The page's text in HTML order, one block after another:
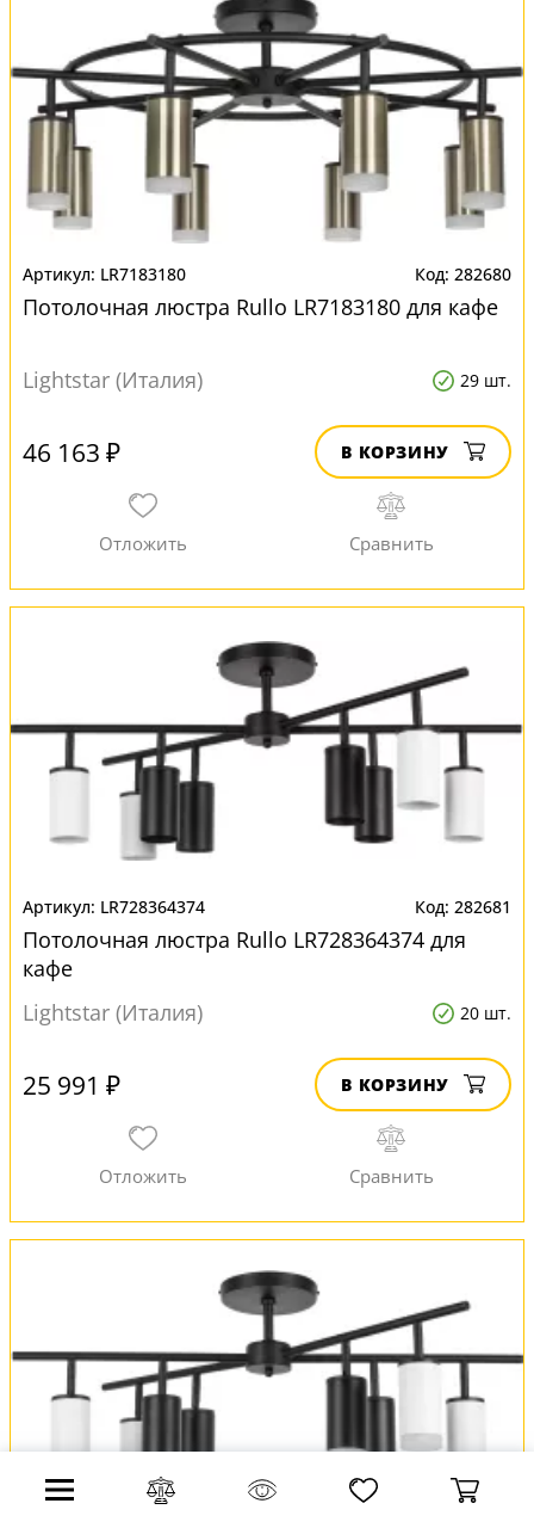
LR7183180 282680
Потолочная люстра Rullo LR7183180 для кафе
Lightstar (Италия) 29 шт.
46 163 ₽ В КОРЗИНУ
LR728364374 282681
Потолочная люстра Rullo LR728364374 для
кафе
Lightstar (Италия)
20 шт.
25 991 ₽ В КОРЗИНУ